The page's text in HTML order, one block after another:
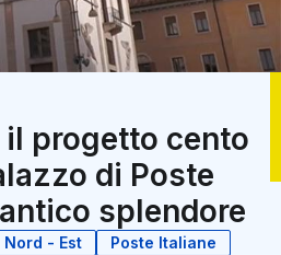
il progetto cento
di Poste
splendore
Nord - Est
Poste Italiane